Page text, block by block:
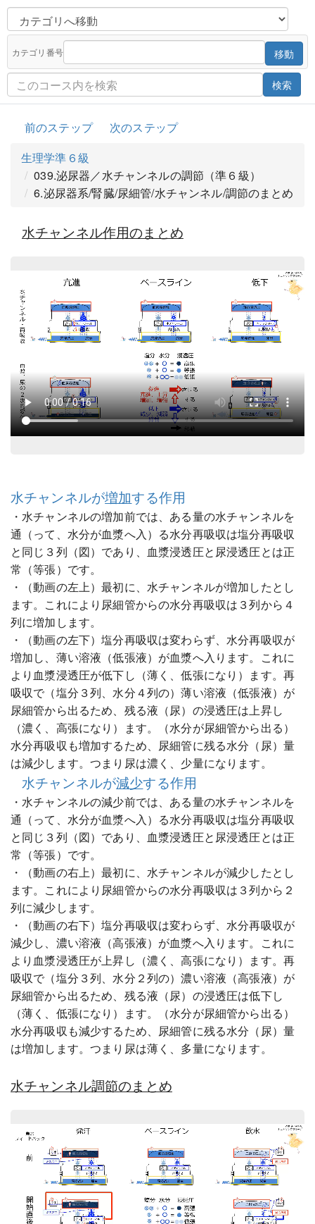
カテゴリ番号 移動
検索
前のステップ
次のステップ
生理学準６級
039.泌尿器／水チャンネルの調節（準６級）
6.泌尿器系/腎臓/尿細管/水チャンネル/調節のまとめ
水チャンネル作用のまとめ
水チャンネルが増加する作用
・水チャンネルの増加前では、ある量の水チャンネルを
通（って、水分が血漿へ入）る水分再吸収は塩分再吸収
と同じ３列（図）であり、血漿浸透圧と尿浸透圧とは正
常（等張）です。
・（動画の左上）最初に、水チャンネルが増加したとし
ます。これにより尿細管からの水分再吸収は３列から４
列に増加します。
・（動画の左下）塩分再吸収は変わらず、水分再吸収が
増加し、薄い溶液（低張液）が血漿へ入ります。これに
より血漿浸透圧が低下し（薄く、低張になり）ます。再
吸収で（塩分３列、水分４列の）薄い溶液（低張液）が
尿細管から出るため、残る液（尿）の浸透圧は上昇し
（濃く、高張になり）ます。（水分が尿細管から出る）
水分再吸収も増加するため、尿細管に残る水分（尿）量
は減少します。つまり尿は濃く、少量になります。
水チャンネルが減少する作用
・水チャンネルの減少前では、ある量の水チャンネルを
通（って、水分が血漿へ入）る水分再吸収は塩分再吸収
と同じ３列（図）であり、血漿浸透圧と尿浸透圧とは正
常（等張）です。
・（動画の右上）最初に、水チャンネルが減少したとし
ます。これにより尿細管からの水分再吸収は３列から２
列に減少します。
・（動画の右下）塩分再吸収は変わらず、水分再吸収が
減少し、濃い溶液（高張液）が血漿へ入ります。これに
より血漿浸透圧が上昇し（濃く、高張になり）ます。再
吸収で（塩分３列、水分２列の）濃い溶液（高張液）が
尿細管から出るため、残る液（尿）の浸透圧は低下し
（薄く、低張になり）ます。（水分が尿細管から出る）
水分再吸収も減少するため、尿細管に残る水分（尿）量
は増加します。つまり尿は薄く、多量になります。
水チャンネル調節のまとめ